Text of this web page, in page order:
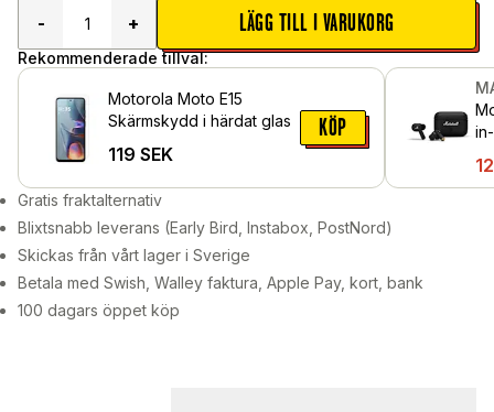
-
+ LÄGG TILL I VARUKORG
Rekommenderade tillval:
Motorola Moto E15
Skärmskydd i härdat glas
119 SEK
KÖP
Gratis fraktalternativ
Blixtsnabb leverans (Early Bird, Instabox, PostNord)
Skickas från vårt lager i Sverige
Betala med Swish, Walley faktura, Apple Pay, kort, bank
100 dagars öppet köp